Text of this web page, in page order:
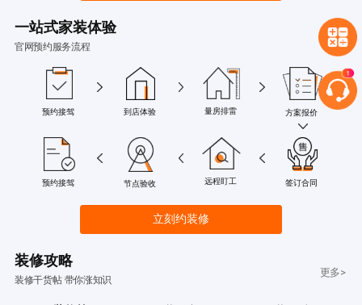
一站式家装体验
官网预约服务流程
预约接驾 到店体验 量房排雷 方案报价
预约接驾 节点验收 远程盯工 签订合同
立刻约装修
装修攻略
装修干货帖 带你涨知识
更多>